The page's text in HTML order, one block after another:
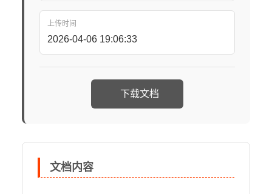
上传时间
2026-04-06 19:06:33
下载文档
文档内容